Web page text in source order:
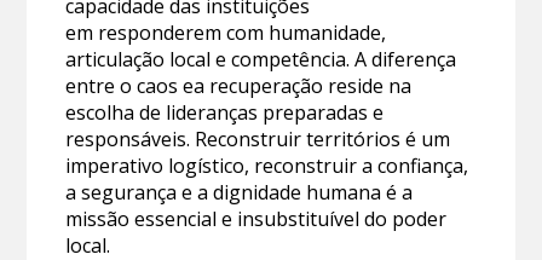
capacidade das instituições
em responderem com humanidade,
articulação local e competência. A diferença
entre o caos ea recuperação reside na
escolha de lideranças preparadas e
responsáveis. Reconstruir territórios é um
imperativo logístico, reconstruir a confiança,
a segurança e a dignidade humana é a
missão essencial e insubstituível do poder
local.